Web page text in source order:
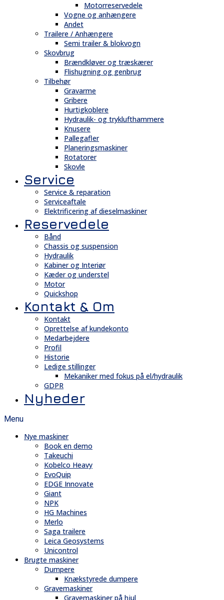
Motorreservedele
Vogne og anhængere
Andet
Trailere / Anhængere
Semi trailer & blokvogn
Skovbrug
Brændkløver og træskærer
Flishugning og genbrug
Tilbehør
Gravarme
Gribere
Hurtigkoblere
Hydraulik- og tryklufthammere
Knusere
Pallegafler
Planeringsmaskiner
Rotatorer
Skovle
Service
Service & reparation
Serviceaftale
Elektrificering af dieselmaskiner
Reservedele
Bånd
Chassis og suspension
Hydraulik
Kabiner og Interiør
Kæder og understel
Motor
Quickshop
Kontakt & Om
Kontakt
Oprettelse af kundekonto
Medarbejdere
Profil
Historie
Ledige stillinger
Mekaniker med fokus på el/hydraulik
GDPR
Nyheder
Menu
Nye maskiner
Book en demo
Takeuchi
Kobelco Heavy
EvoQuip
EDGE Innovate
Giant
NPK
HG Machines
Merlo
Saga trailere
Leica Geosystems
Unicontrol
Brugte maskiner
Dumpere
Knækstyrede dumpere
Gravemaskiner
Gravemaskiner på hjul